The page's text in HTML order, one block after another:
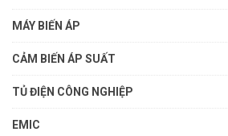
MÁY BIẾN ÁP
CẢM BIẾN ÁP SUẤT
TỦ ĐIỆN CÔNG NGHIỆP
EMIC